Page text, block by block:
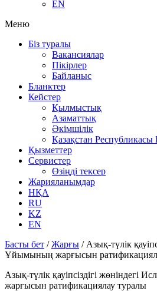
EN
Меню
Біз туралы
Вакансиялар
Пікірлер
Байланыс
Бланктер
Кейстер
Қылмыстық
Азаматтық
Әкімшілік
Қазақстан
Қызметтер
Сервистер
Өзіңді тексер
Жарияланымдар
НҚА
RU
KZ
EN
Басты бет /Жарғы / Азық-түлік
Ұйымының жарғысын
Азық-түлік қауіпсіздігі жөніндегі
жарғысын ратификациялау туралы